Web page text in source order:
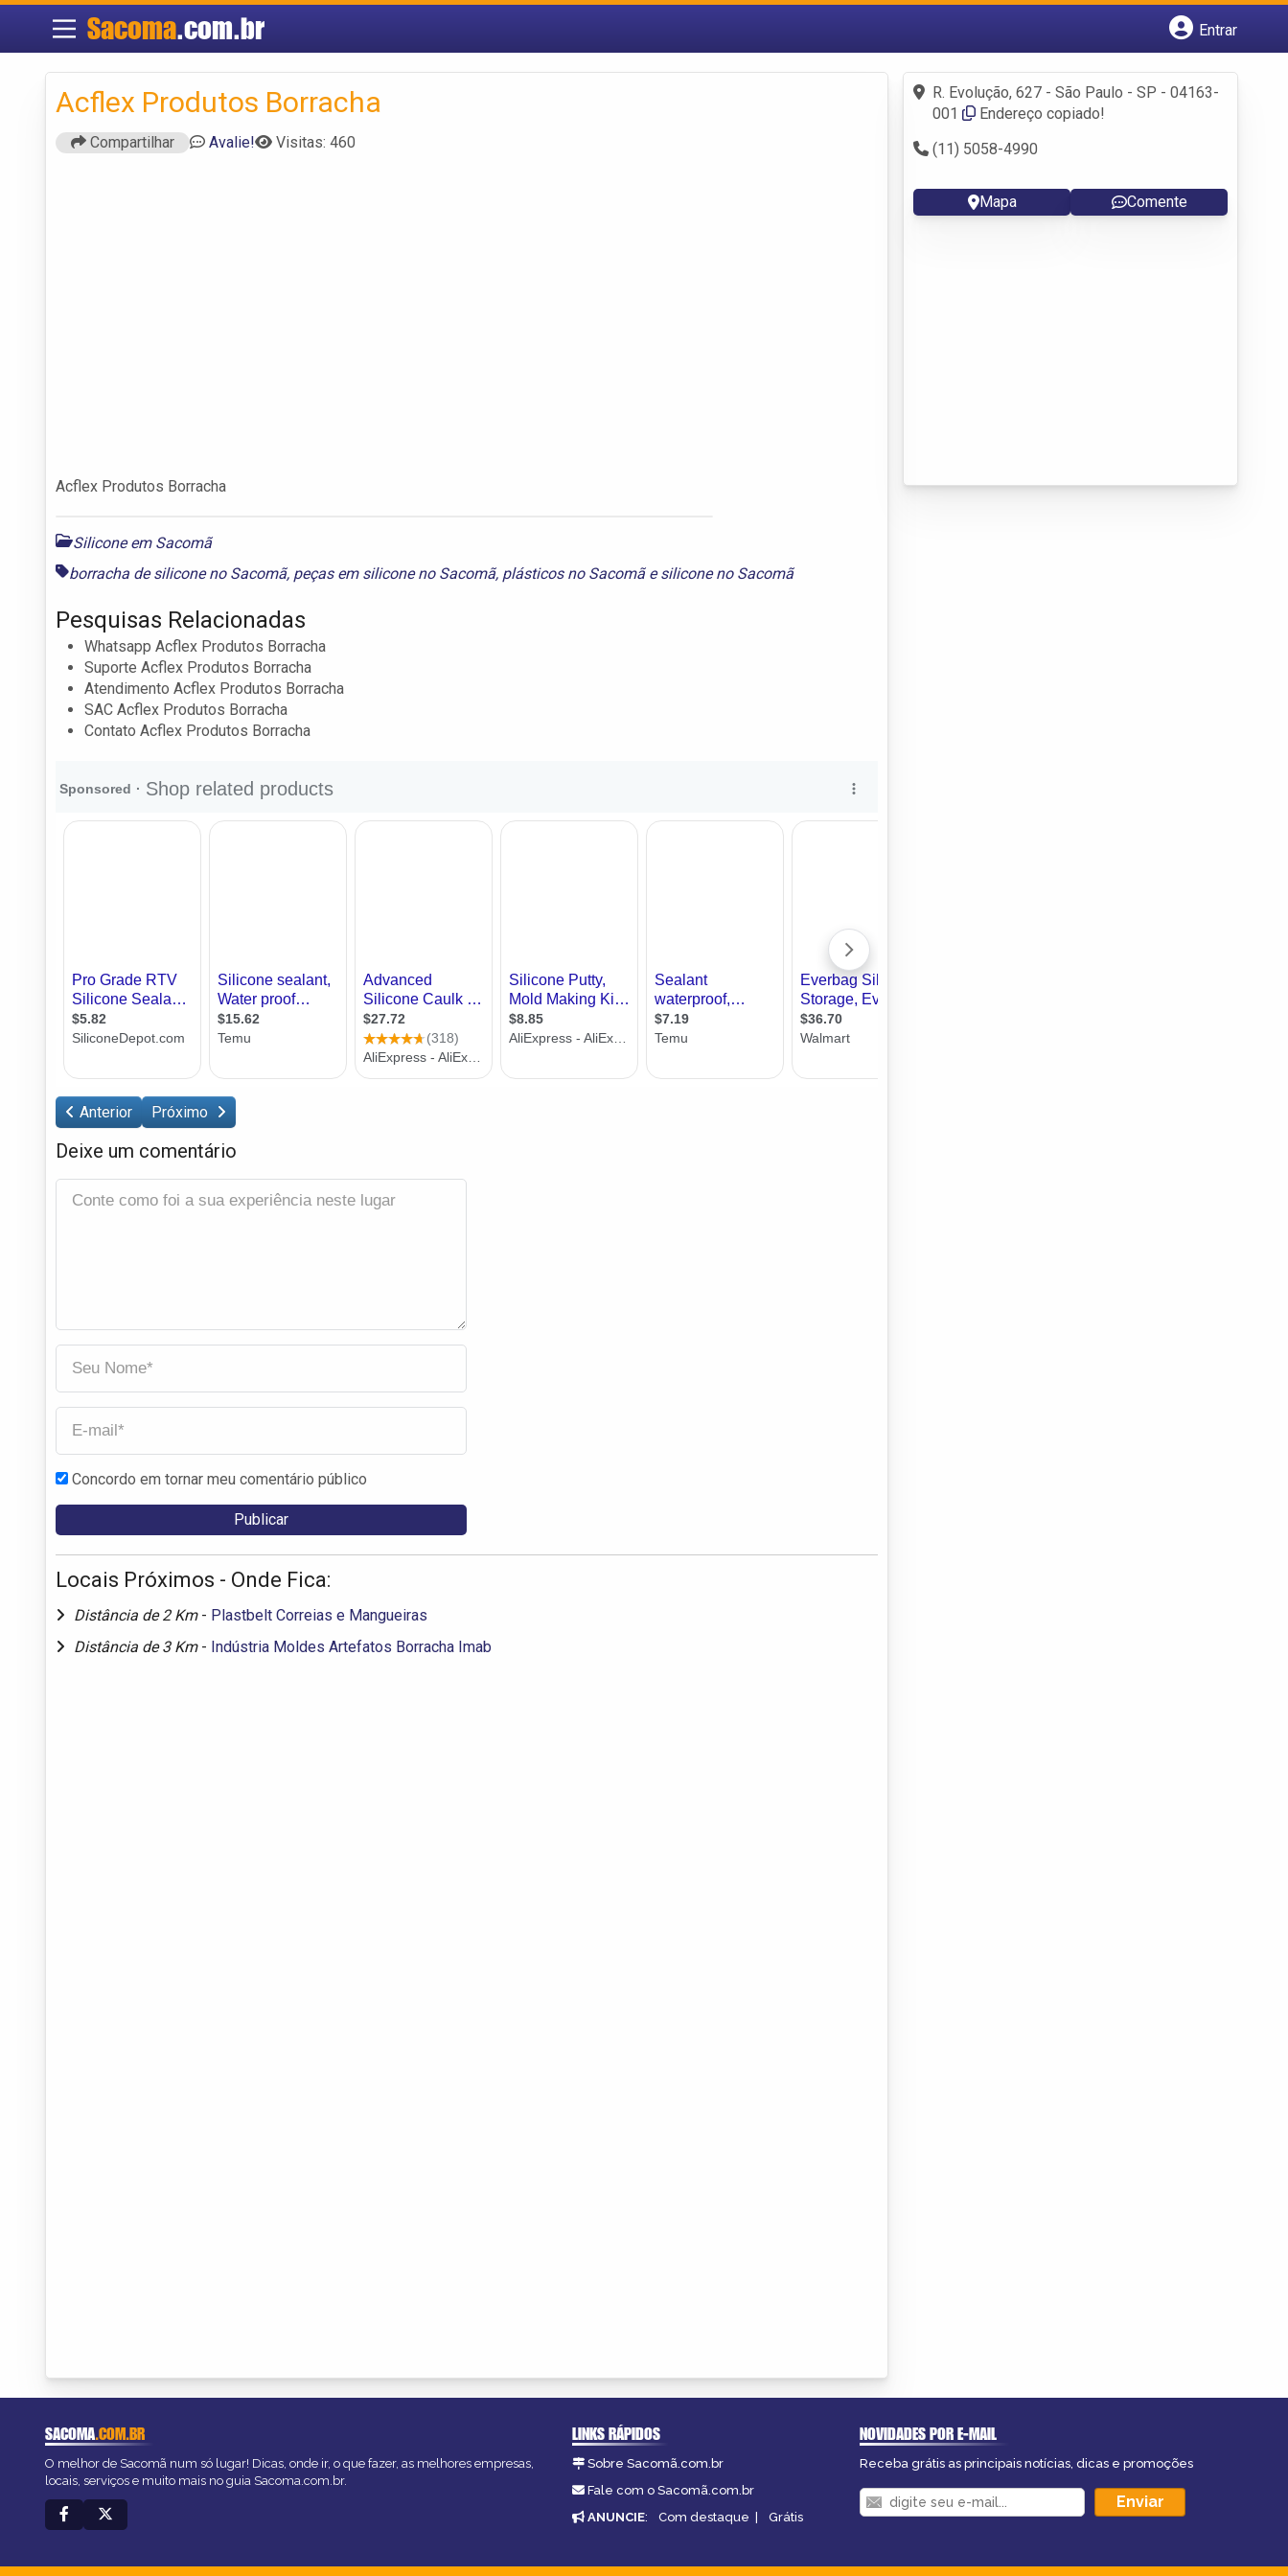
Sacoma.com.br
Entrar
Fazer login
Criar conta
Acflex Produtos Borracha
Compartilhar Avalie! Visitas: 460
Acflex Produtos Borracha
Silicone em Sacomã
borracha de silicone no Sacomã, peças em silicone no Sacomã, plásticos no Sacomãesilicone no Sacomã
Pesquisas Relacionadas
Whatsapp Acflex Produtos Borracha
Suporte Acflex Produtos Borracha
Atendimento Acflex Produtos Borracha
SAC Acflex Produtos Borracha
Contato Acflex Produtos Borracha
Anterior Próximo
Deixe um comentário
Concordo em tornar meu comentário público
Locais Próximos - Onde Fica:
Distância de 2 Km - Plastbelt Correias e Mangueiras
Distância de 3 Km - Indústria Moldes Artefatos Borracha Imab
R. Evolução, 627 - São Paulo - SP - 04163-
001
Endereço copiado!
(11) 5058-4990
Mapa Comente
SACOMA.COM.BR
O melhor de Sacomã num só lugar! Dicas, onde ir, o que fazer, as melhores empresas,
locais, serviços e muito mais no guia Sacoma.com.br.
LINKS RÁPIDOS
Sobre Sacomã.com.br
Fale com o Sacomã.com.br
ANUNCIE: Com destaque | Grátis
NOVIDADES POR E-MAIL
Receba grátis as principais notícias, dicas e promoções